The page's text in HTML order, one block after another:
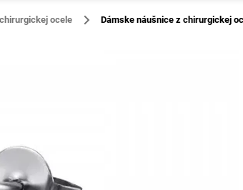
ocele Dámske náušnice z chirurgickej